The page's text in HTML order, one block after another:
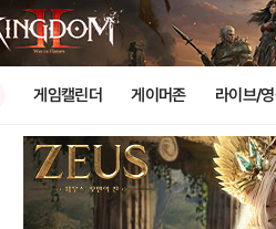
게임캘린더 게이머존 라이브/